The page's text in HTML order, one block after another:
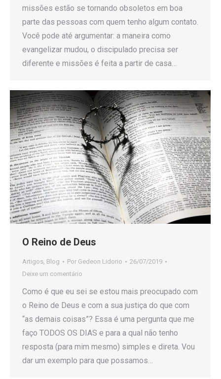
missões estão se tornando obsoletos em boa
parte das pessoas com quem tenho algum contato.
Você pode até argumentar: a maneira como
evangelizar mudou, o discipulado precisa ser
diferente e missões é feita a partir de casa…
O Reino de Deus
Artigos, Blog Por Gedeon Lidorio
26/07/2019
Deixe um comentário
Como é que eu sei se estou mais preocupado com
o Reino de Deus e com a sua justiça do que com
“as demais coisas”? Essa é uma pergunta que me
faço TODOS OS DIAS e para a qual não tenho
resposta (para mim mesmo) simples e direta. Vou
dar um exemplo para que possamos…